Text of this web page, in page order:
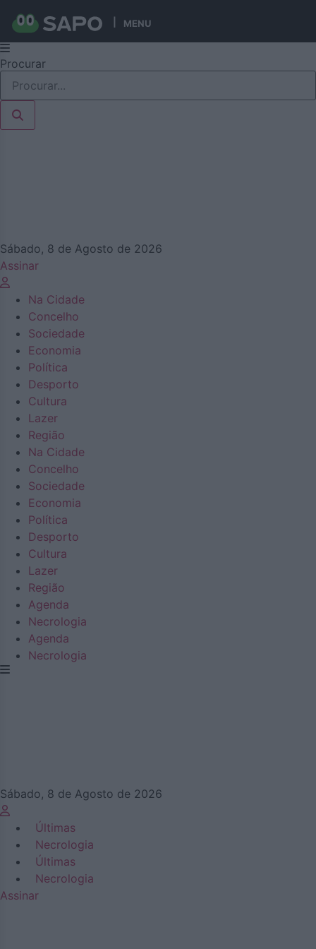
MENU
Pular
para
conteúdo
Procurar
Sábado, 8 de Agosto de 2026
Assinar
Na Cidade
Concelho
Sociedade
Economia
Política
Desporto
Cultura
Lazer
Região
Na Cidade
Concelho
Sociedade
Economia
Política
Desporto
Cultura
Lazer
Região
Agenda
Necrologia
Agenda
Necrologia
Sábado, 8 de Agosto de 2026
Últimas
Necrologia
Últimas
Necrologia
Assinar